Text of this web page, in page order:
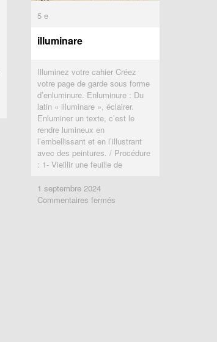
5 e
illuminare
Illuminez votre cahier Créez
votre page de garde sous forme
d’enluminure. Enluminure : Du
latin « illuminare », éclairer.
Enluminer un texte, c’est le
rendre lumineux en
l’embellissant et en l’illustrant
avec des peintures. / Procédure
: 1- Vieillir une feuille de
1 septembre 2024
Commentaires fermés
5 e
illuminare
1 septembre 2024
Commentaires fermés